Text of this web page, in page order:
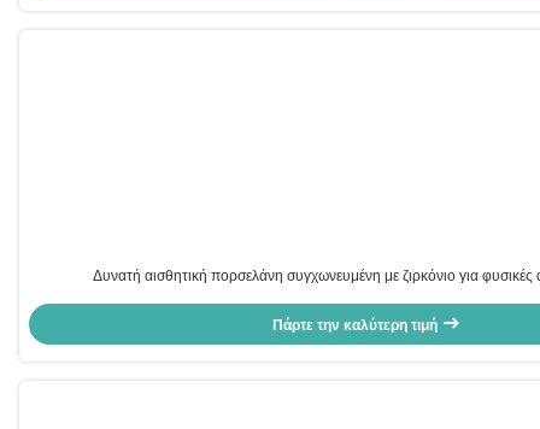
Δυνατή αισθητική πορσελάνη συγχωνευμένη με ζιρκόνιο για φυσικές
Πάρτε την καλύτερη τιμή